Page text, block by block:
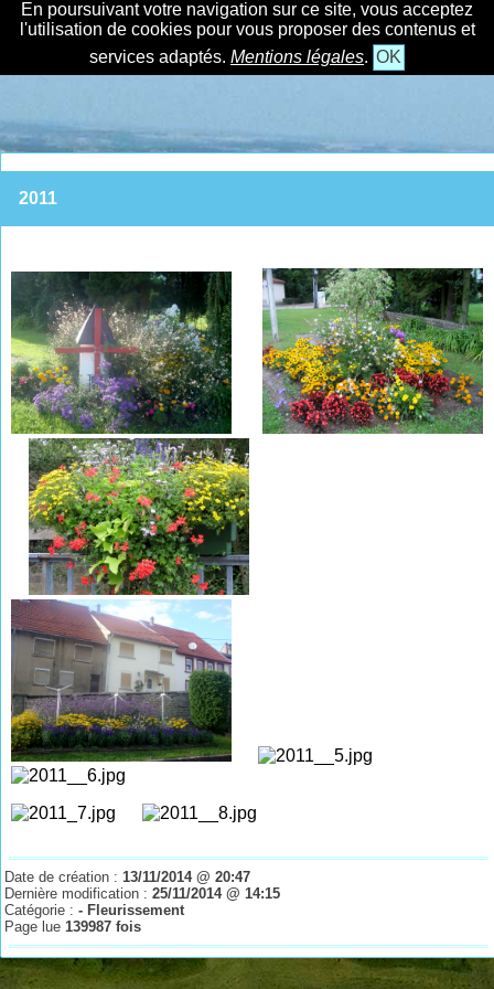
En poursuivant votre navigation sur ce site, vous acceptez
l'utilisation de cookies pour vous proposer des contenus et
services adaptés. Mentions légales. OK
2011
Date de création :13/11/2014 @ 20:47
Dernière modification :25/11/2014 @ 14:15
Catégorie :- Fleurissement
Page lue139987 fois